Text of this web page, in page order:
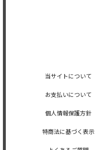
当サイトについて
お支払いについて
個人情報保護方針
特商法に基づく表示